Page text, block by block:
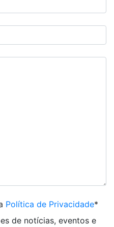
Política de Privacidade*
de notícias, eventos e